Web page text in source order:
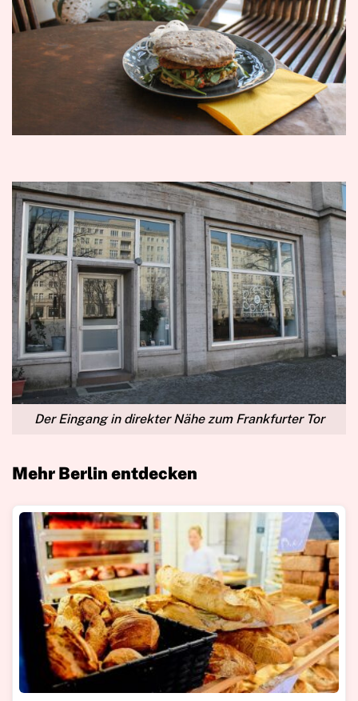
Der Eingang in direkter Nähe zum Frankfurter Tor
Mehr Berlin entdecken